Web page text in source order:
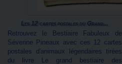
Les 12 cartes postales du Grand...
Retrouvez le Bestiaire Fabuleux de
Séverine Pineaux avec ces 12 cartes
postales d'animaux légendaires tirées
du livre Le grand bestiaire des